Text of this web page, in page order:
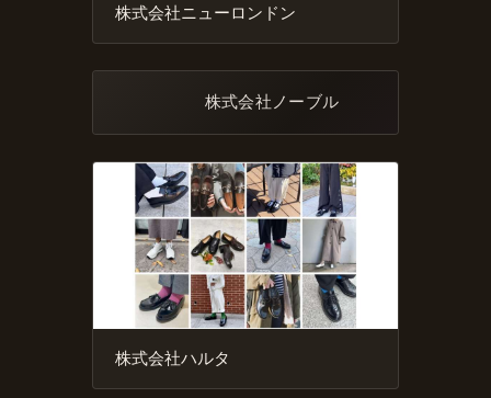
株式会社ニューロンドン
株式会社ノーブル
株式会社ハルタ